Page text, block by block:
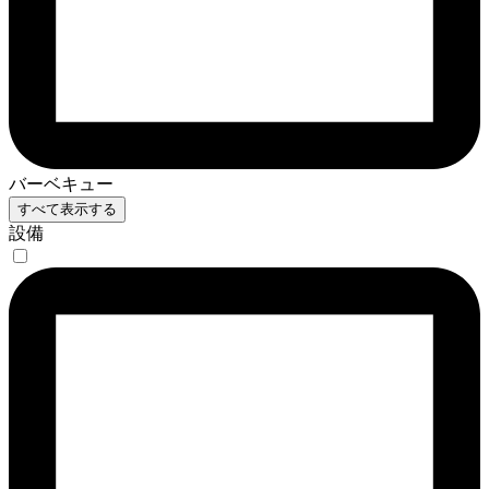
バーベキュー
すべて表示する
設備